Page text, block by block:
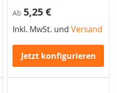
Pkw
Ab 5,25 €
Inkl. MwSt. undVersand
Jetzt konfigurieren